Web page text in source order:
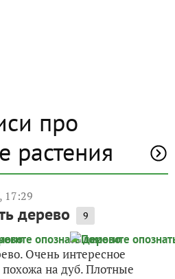
про
растения
17:29
дерево 9
Очень интересное
на дуб. Плотные